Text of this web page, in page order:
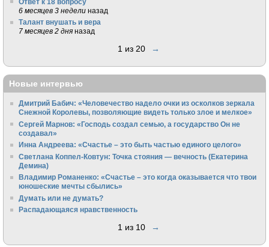
6 месяцев 3 недели назад
Талант внушать и вера
7 месяцев 2 дня назад
1 из 20 →
Новые интервью
Дмитрий Бабич: «Человечество надело очки из осколков зеркала
Снежной Королевы, позволяющие видеть только злое и мелкое»
Сергей Марнов: «Господь создал семью, а государство Он не
создавал»
Инна Андреева: «Счастье – это быть частью единого целого»
Светлана Коппел-Ковтун: Точка стояния — вечность (Екатерина
Демина)
Владимир Романенко: «Счастье – это когда оказывается что твои
юношеские мечты сбылись»
Думать или не думать?
Распадающаяся нравственность
1 из 10 →